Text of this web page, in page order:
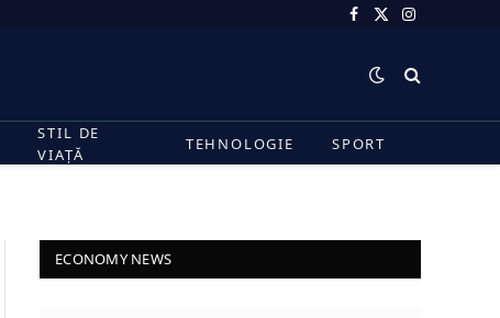
Facebook
X
Instagram
STIL DE
VIAȚĂ
TEHNOLOGIE SPORT
ECONOMY NEWS